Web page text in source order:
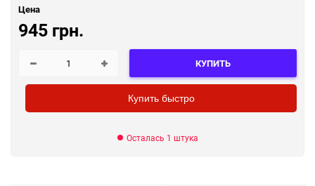
Цена
945 грн.
КУПИТЬ
Купить быстро
Осталась 1 штука